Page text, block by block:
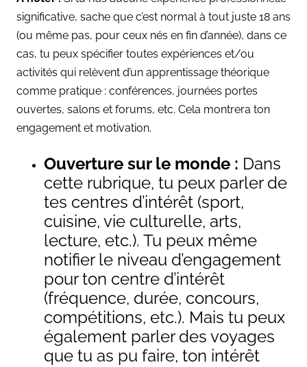
significative, sache que c’est normal à tout juste 18 ans
(ou même pas, pour ceux nés en fin d’année), dans ce
cas, tu peux spécifier toutes expériences et/ou
activités qui relèvent d’un apprentissage théorique
comme pratique : conférences, journées portes
ouvertes, salons et forums, etc. Cela montrera ton
engagement et motivation.
Ouverture sur le monde : Dans
cette rubrique, tu peux parler de
tes centres d’intérêt (sport,
cuisine, vie culturelle, arts,
lecture, etc.). Tu peux même
notifier le niveau d’engagement
pour ton centre d’intérêt
(fréquence, durée, concours,
compétitions, etc.). Mais tu peux
également parler des voyages
que tu as pu faire, ton intérêt